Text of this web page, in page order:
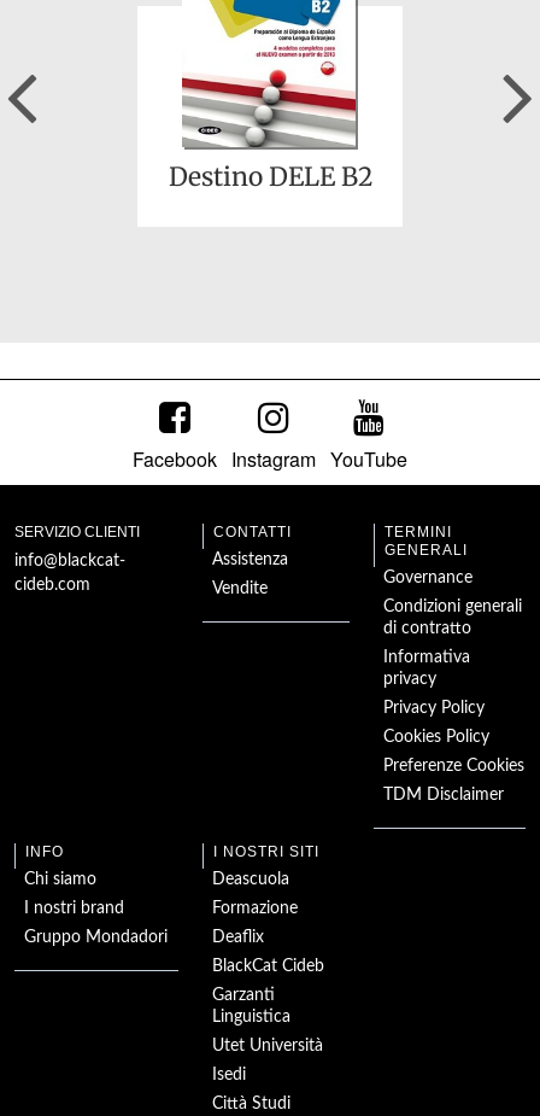
Destino DELE B2
Previous
Facebook Instagram YouTube